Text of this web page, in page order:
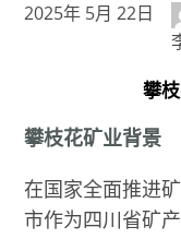
2025年 5月 22日
攀
攀枝花矿业背景
在国家全面推进
市作为四川省矿